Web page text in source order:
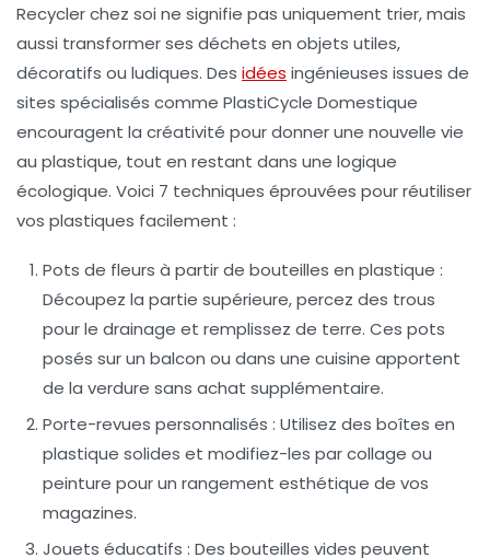
Recycler chez soi ne signifie pas uniquement trier, mais
aussi transformer ses déchets en objets utiles,
décoratifs ou ludiques. Des idées ingénieuses issues de
sites spécialisés comme PlastiCycle Domestique
encouragent la créativité pour donner une nouvelle vie
au plastique, tout en restant dans une logique
écologique. Voici 7 techniques éprouvées pour réutiliser
vos plastiques facilement :
Pots de fleurs à partir de bouteilles en plastique :
Découpez la partie supérieure, percez des trous
pour le drainage et remplissez de terre. Ces pots
posés sur un balcon ou dans une cuisine apportent
de la verdure sans achat supplémentaire.
Porte-revues personnalisés : Utilisez des boîtes en
plastique solides et modifiez-les par collage ou
peinture pour un rangement esthétique de vos
magazines.
Jouets éducatifs : Des bouteilles vides peuvent